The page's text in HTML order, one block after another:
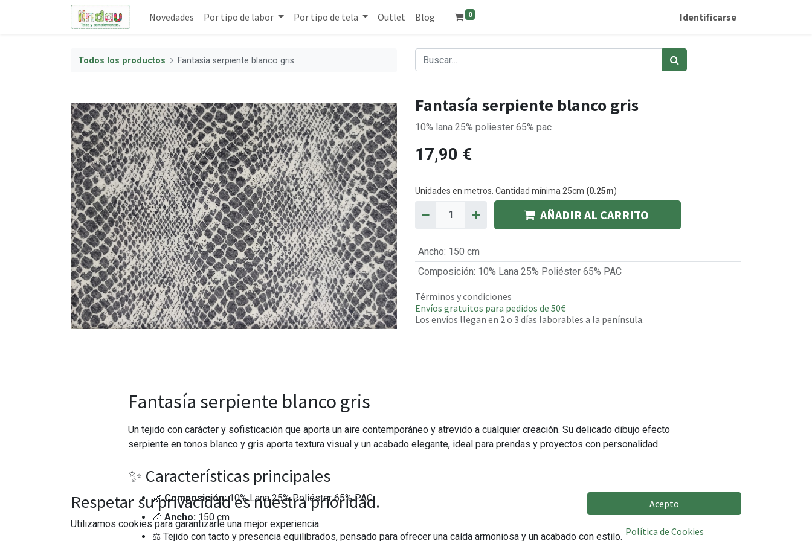
Novedades Por tipo de labor Por tipo de tela Outlet Blog 0 Identificarse
Todos los productos Fantasía serpiente blanco gris
Fantasía serpiente blanco gris
10% lana 25% poliester 65% pac
17,90 €
Unidades en metros. Cantidad mínima 25cm (0.25m)
AÑADIR AL CARRITO
Ancho: 150 cm
Composición: 10% Lana 25% Poliéster 65% PAC
Términos y condiciones
Envíos gratuitos para pedidos de 50€
Los envíos llegan en 2 o 3 días laborables a la península.
Fantasía serpiente blanco gris
Un tejido con carácter y sofisticación que aporta un aire contemporáneo y atrevido a cualquier creación. Su delicado dibujo efecto
serpiente en tonos blanco y gris aporta textura visual y un acabado elegante, ideal para prendas y proyectos con personalidad.
✨ Características principales
🌿Composición:10% Lana 25% Poliéster 65% PAC
📏 Ancho: 150 cm
⚖ Tejido con tacto y presencia equilibrados, pensado para ofrecer una caída armoniosa y un acabado con estilo.
Respetar su privacidad es nuestra prioridad.
Utilizamos cookies para garantizarle una mejor experiencia.
Acepto
Política de Cookies